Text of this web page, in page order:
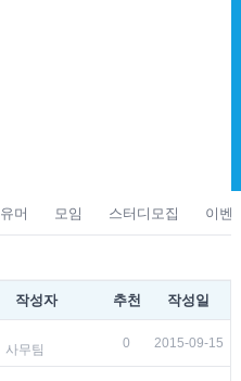
유머 모임 스터디모집 이벤트
작성자 추천 작성일
사무팀 0 2015-09-15